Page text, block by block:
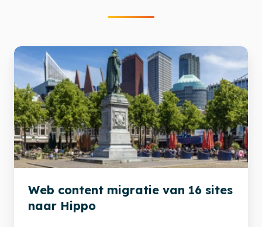
Web
content
migratie
van
16
sites
naar
Hippo
Web content migratie van 16 sites
naar Hippo